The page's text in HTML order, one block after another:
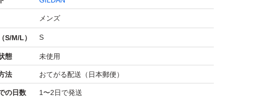
のTシャツと記載の大きさ(cm)を比べてご自身で判断く
性上、実寸のばらつきが御座いますのでサイズはあくま
してお考え下さい。
メンズ
S/M/L） S
態 未使用
法 おてがる配送（日本郵便）
の日数 1〜2日で発送